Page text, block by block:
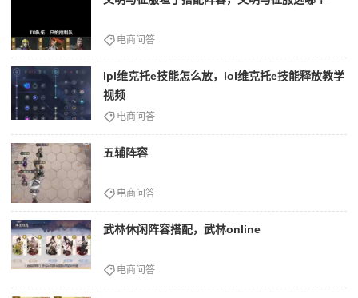
电商问答
lpl维克托e技能怎么放，lol维克托e技能释放教学
视频
电商问答
五辅阵容
电商问答
武林休闲阵容搭配，武林online
电商问答